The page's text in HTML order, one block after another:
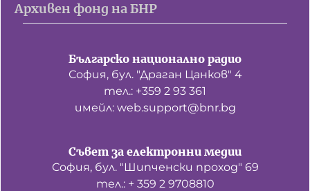
Архивен фонд на БНР
Българско национално радио
София, бул. "Драган Цанков" 4
тел.: +359 2 93 361
имейл: web.support@bnr.bg
Съвет за електронни медии
София, бул. "Шипченски проход" 69
тел.: + 359 2 9708810